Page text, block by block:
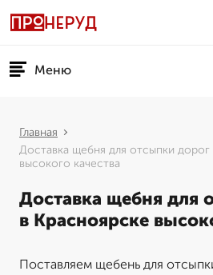
Меню
Главная
Доставка щебня для отсыпки дорог
высокого качества
Доставка щебня для
в Красноярске
Поставляем щебень для